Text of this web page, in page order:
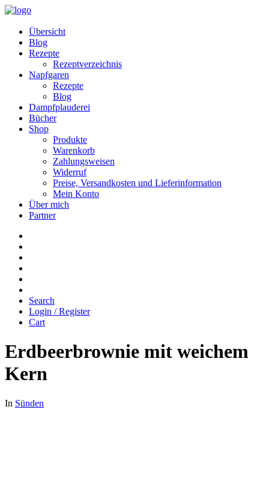
Übersicht
Blog
Rezepte
Rezeptverzeichnis
Napfgaren
Rezepte
Blog
Dampfplauderei
Bücher
Shop
Produkte
Warenkorb
Zahlungsweisen
Widerruf
Preise, Versandkosten und Lieferinformation
Mein Konto
Über mich
Partner
Search
Login / Register
Cart
Erdbeerbrownie mit weichem
Kern
In Sünden